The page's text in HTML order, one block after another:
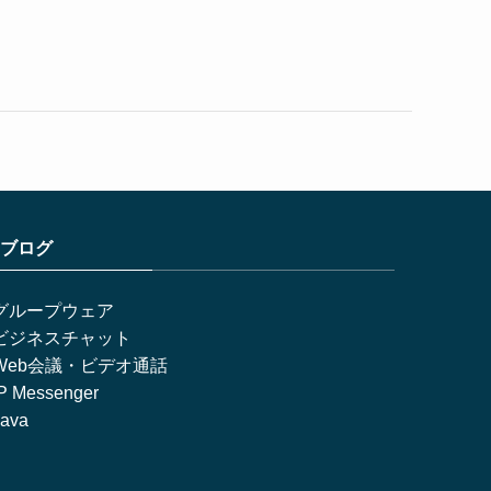
ブログ
ループウェア
ジネスチャット
会議・ビデオ通話
Messenger